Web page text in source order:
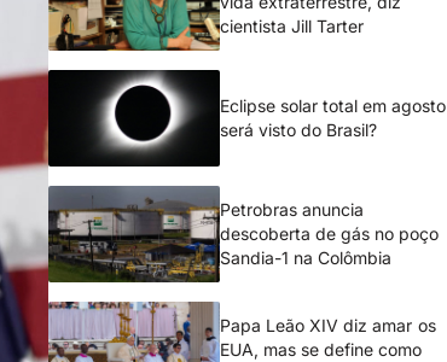
cientista Jill Tarter
Eclipse solar total em agosto
será visto do Brasil?
Petrobras anuncia
descoberta de gás no poço
Sandia-1 na Colômbia
Papa Leão XIV diz amar os
EUA, mas se define como